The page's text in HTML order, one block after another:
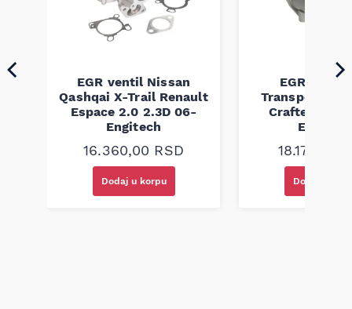
EGR ventil Nissan
Qashqai X-Trail Renault
Espace 2.0 2.3D 06-
Engitech
16.360,00 RSD
Dodaj u korpu
EGR ventil
Transporter
Crafter 2.5D
Engitech
18.170,00
Dodaj u